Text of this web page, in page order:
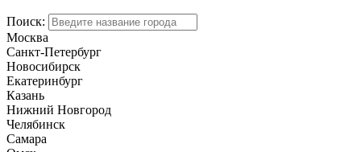
Поиск:
Москва
Санкт-Петербург
Новосибирск
Екатеринбург
Казань
Нижний Новгород
Челябинск
Самара